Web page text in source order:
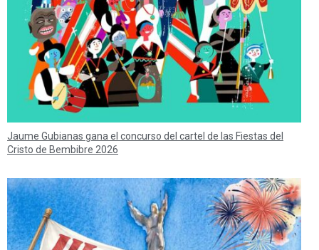
Jaume Gubianas gana el concurso del cartel de las Fiestas del
Cristo de Bembibre 2026